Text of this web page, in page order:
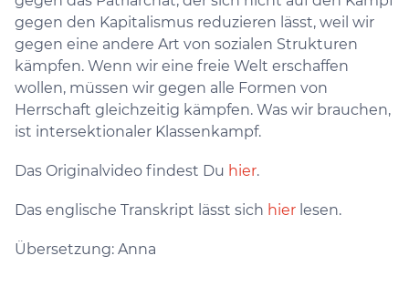
gegen den Kapitalismus reduzieren lässt, weil wir
gegen eine andere Art von sozialen Strukturen
kämpfen. Wenn wir eine freie Welt erschaffen
wollen, müssen wir gegen alle Formen von
Herrschaft gleichzeitig kämpfen. Was wir brauchen,
ist intersektionaler Klassenkampf.
Das Originalvideo findest Du hier.
Das englische Transkript lässt sich hier lesen.
Übersetzung: Anna